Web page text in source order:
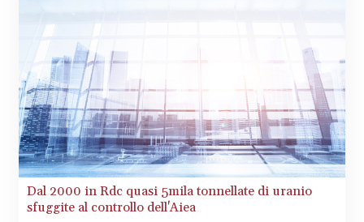
Dal 2000 in Rdc quasi 5mila tonnellate di uranio
sfuggite al controllo dell'Aiea